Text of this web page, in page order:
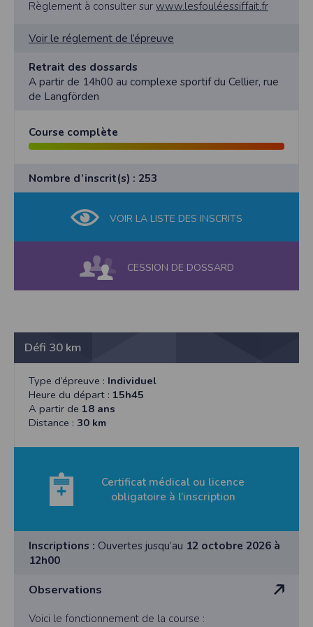
Règlement à consulter sur www.lesfouléessiffait.fr
Voir le réglement de l’épreuve
Retrait des dossards
A partir de 14h00 au complexe sportif du Cellier, rue
de Langförden
Course complète
Nombre d’inscrit(s) : 253
VOIR LA LISTE DES INSCRITS
CESSION DE DOSSARD
Défi 30 km
Type d’épreuve : Individuel
Heure du départ : 15h45
A partir de 18 ans
Distance : 30 km
Certificat médical ou licence
obligatoire à l’inscription
Inscriptions : Ouvertes jusqu’au 12 octobre 2026 à
12h00
Observations
Voici le fonctionnement de la course :